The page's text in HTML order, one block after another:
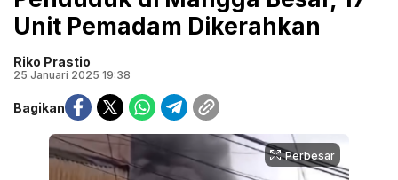
Unit Pemadam Dikerahkan
Riko Prastio
25 Januari 2025 19:38
Bagikan
Perbesar